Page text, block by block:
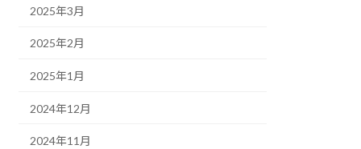
2025年3月
2025年2月
2025年1月
2024年12月
2024年11月